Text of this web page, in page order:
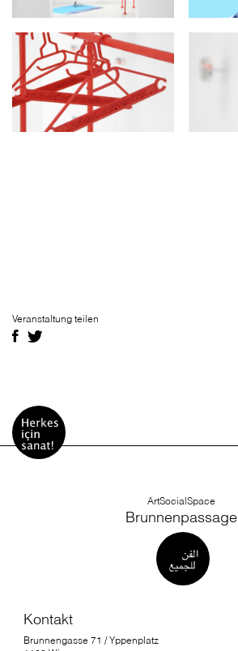
Veranstaltung teilen
ArtSocialSpace
Brunnenpassage
Kontakt
Brunnengasse 71 / Yppenplatz